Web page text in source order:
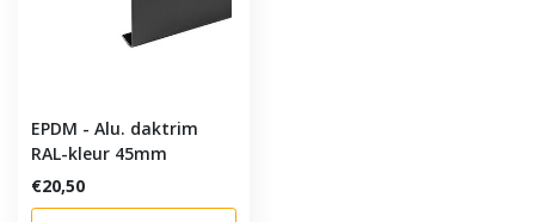
EPDM - Alu. daktrim
RAL-kleur 45mm
€20,50